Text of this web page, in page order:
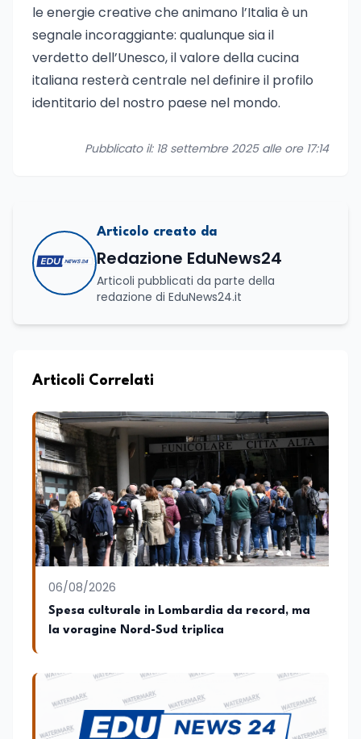
le energie creative che animano l’Italia è un
segnale incoraggiante: qualunque sia il
verdetto dell’Unesco, il valore della cucina
italiana resterà centrale nel definire il profilo
identitario del nostro paese nel mondo.
Pubblicato il: 18 settembre 2025 alle ore 17:14
Articolo creato da
Redazione EduNews24
Articoli pubblicati da parte della
redazione di EduNews24.it
Articoli Correlati
06/08/2026
Spesa culturale in Lombardia da record, ma
la voragine Nord-Sud triplica